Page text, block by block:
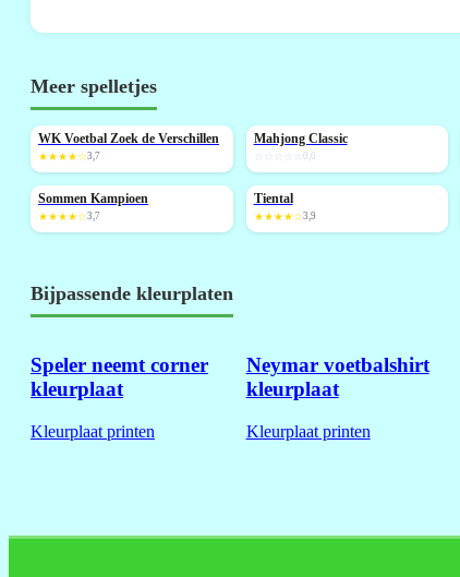
Meer spelletjes
WK Voetbal Zoek de Verschillen
★★★★☆3,7
NIEUW
Mahjong Classic
0,0
NIEUW
Sommen Kampioen
★★★★☆3,7
NIEUW
Tiental
★★★★☆3,9
Bijpassende kleurplaten
Speler neemt corner
kleurplaat
Kleurplaat printen
Neymar voetbalshirt
kleurplaat
Kleurplaat printen